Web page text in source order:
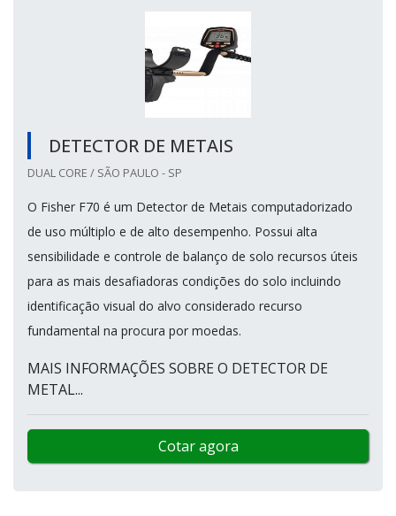
DETECTOR DE METAIS
DUAL CORE / SÃO PAULO - SP
O Fisher F70 é um Detector de Metais computadorizado
de uso múltiplo e de alto desempenho. Possui alta
sensibilidade e controle de balanço de solo recursos úteis
para as mais desafiadoras condições do solo incluindo
identificação visual do alvo considerado recurso
fundamental na procura por moedas.
MAIS INFORMAÇÕES SOBRE O DETECTOR DE
METAL...
Cotar agora